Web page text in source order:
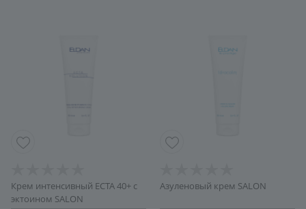
Крем интенсивный ECTA 40+ с
эктоином SALON
Азуленовый крем SALON